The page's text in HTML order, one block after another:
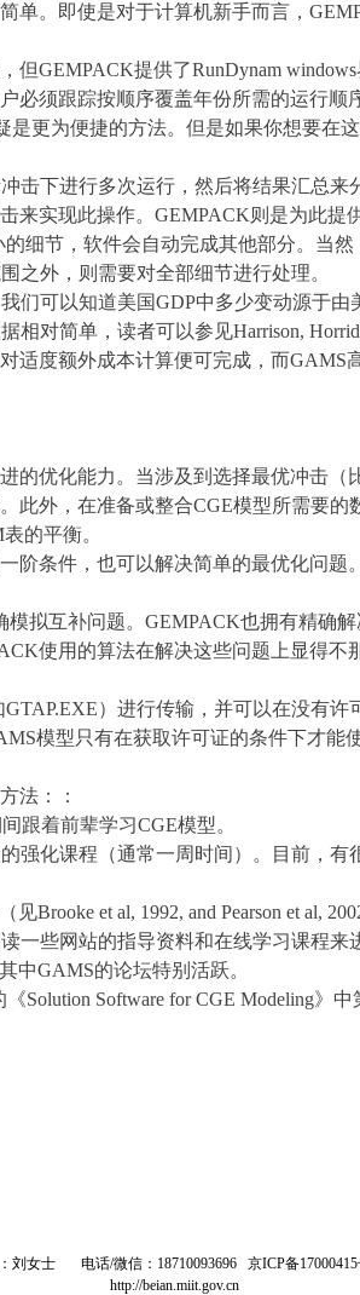
单。即使是对于计算机新手而言，
但GEMPACK提供了RunDynam windows
必须跟踪按顺序覆盖年份所需的运行顺
是更为便捷的方法。但是如果你想要在
击下进行多次运行，然后将结果汇总来
来实现此操作。 GEMPACK则是为此提
细节，软件会自动完成其他部分。当
之外，则需要对全部细节进行处理。
们可以知道美国GDP中多少变动源于由
相对简单，读者可以参见Harrison,
适度额外成本计算便可完成，而GAMS
的优化能力。当涉及到选择最优冲击（
此外，在准备或整合CGE模型所需要的
表的平衡。
阶条件，也可以解决简单的最优化问题。
模拟互补问题。 GEMPACK也拥有精确
使用的算法在解决这些问题上显得不
GTAP.EXE）进行传输，并可以在没有许
模型只有在获取许可证的条件下才能使
法：：
跟着前辈学习CGE模型。
强化课程（通常一周时间）。目前，有
见Brooke et al, 1992, and Pearson et al,
一些网站的指导资料和在线学习课程来
中GAMS的论坛特别活跃。
《Solution Software for CGE Modeling》中
女士 电话/微信：18710093696 京ICP备